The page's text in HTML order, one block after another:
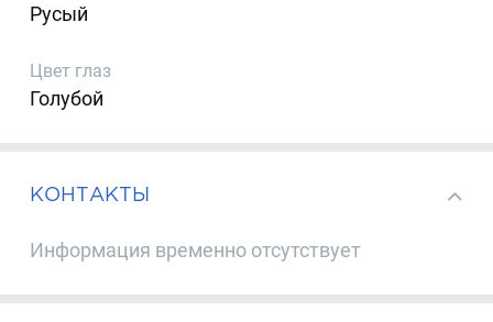
Русый
Цвет глаз
Голубой
КОНТАКТЫ
Информация временно отсутствует